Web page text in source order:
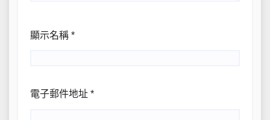
顯示名稱 *
電子郵件地址 *